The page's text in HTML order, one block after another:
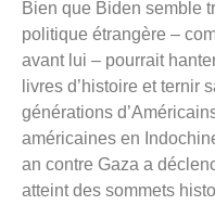
Bien que Biden semble
politique étrangère –
avant lui – pourrait
livres d’histoire et ternir
générations
américaines en
an contre Gaza a
atteint des sommets